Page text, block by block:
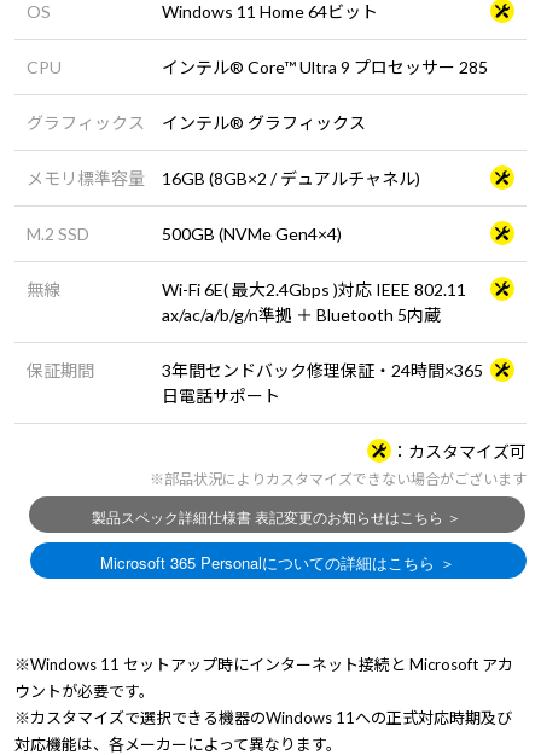
OS Windows 11 Home 64ビット
CPU インテル® Core™ Ultra 9 プロセッサー 285
グラフィックス インテル® グラフィックス
メモリ標準容量 16GB (8GB×2 / デュアルチャネル)
M.2 SSD 500GB (NVMe Gen4×4)
無線
Wi-Fi 6E( 最大2.4Gbps )対応 IEEE 802.11
ax/ac/a/b/g/n準拠 ＋ Bluetooth 5内蔵
保証期間
3年間センドバック修理保証・24時間×365
日電話サポート
カスタマイズ可
※部品状況によりカスタマイズできない場合がございます
※Windows 11 セットアップ時にインターネット接続と Microsoft アカ
ウントが必要です。
※カスタマイズで選択できる機器のWindows 11への正式対応時期及び
対応機能は、各メーカーによって異なります。